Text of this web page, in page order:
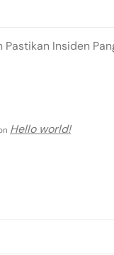
Pastikan Insiden
Hello world!